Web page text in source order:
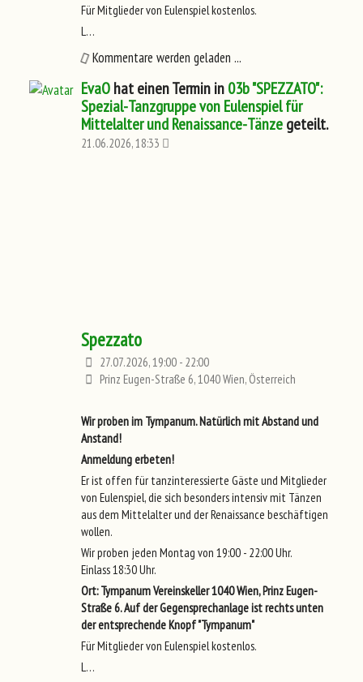
Für Mitglieder von Eulenspiel kostenlos.
L…
Kommentare werden geladen ...
EvaOhat einen Termin in03b "SPEZZATO":
Spezial-Tanzgruppe von Eulenspiel für
Mittelalter und Renaissance-Tänzegeteilt.
21.06.2026, 18:33
Spezzato
27.07.2026, 19:00 - 22:00
Prinz Eugen-Straße 6, 1040 Wien, Österreich
Wir proben im Tympanum. Natürlich mit Abstand und
Anstand!
Anmeldung erbeten!
Er ist offen für tanzinteressierte Gäste und Mitglieder
von Eulenspiel, die sich besonders intensiv mit Tänzen
aus dem Mittelalter und der Renaissance beschäftigen
wollen.
Wir proben jeden Montag von 19:00 - 22:00 Uhr.
Einlass 18:30 Uhr.
Ort: Tympanum Vereinskeller 1040 Wien, Prinz Eugen-
Straße 6. Auf der Gegensprechanlage ist rechts unten
der entsprechende Knopf "Tympanum"
Für Mitglieder von Eulenspiel kostenlos.
L…